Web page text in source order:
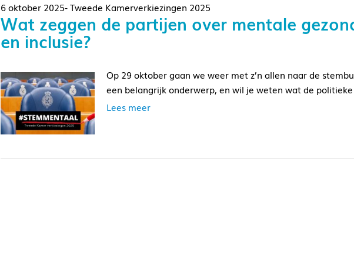
6 oktober 2025- Tweede Kamerverkiezingen 2025
Wat zeggen de partijen over mentale
en inclusie?
Op 29 oktober gaan we weer met z’n allen naar de
een belangrijk onderwerp, en wil je weten wat de
Lees meer